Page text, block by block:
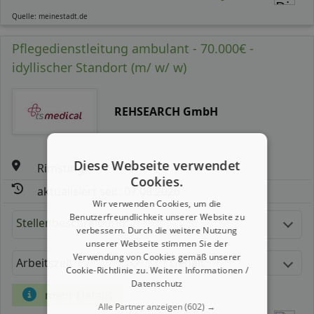
Quelle: meinestadt.de
Pflegedienstleitung ambulant - 70.000€ -
idyllischer Standort (m/ w/ w)
REHSEARCH GmbH
Rimsting
aktualisiert seit: 07.08.2026
Stellenbeschreibung:
Arbeitszeit Gehalt
mehr Details
Diese Webseite verwendet
Cookies.
Wir verwenden Cookies, um die
Benutzerfreundlichkeit unserer Website zu
verbessern. Durch die weitere Nutzung
unserer Webseite stimmen Sie der
Verwendung von Cookies gemäß unserer
Cookie-Richtlinie zu.Weitere Informationen /
Datenschutz
Alle Partner anzeigen(602) →